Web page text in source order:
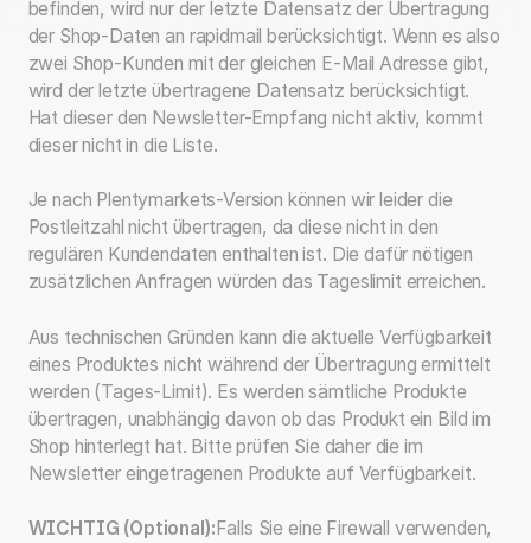
befinden, wird nur der letzte Datensatz der Übertragung
der Shop-Daten an rapidmail berücksichtigt. Wenn es also
zwei Shop-Kunden mit der gleichen E-Mail Adresse gibt,
wird der letzte übertragene Datensatz berücksichtigt.
Hat dieser den Newsletter-Empfang nicht aktiv, kommt
dieser nicht in die Liste.
Je nach Plentymarkets-Version können wir leider die
Postleitzahl nicht übertragen, da diese nicht in den
regulären Kundendaten enthalten ist. Die dafür nötigen
zusätzlichen Anfragen würden das Tageslimit erreichen.
Aus technischen Gründen kann die aktuelle Verfügbarkeit
eines Produktes nicht während der Übertragung ermittelt
werden (Tages-Limit). Es werden sämtliche Produkte
übertragen, unabhängig davon ob das Produkt ein Bild im
Shop hinterlegt hat. Bitte prüfen Sie daher die im
Newsletter eingetragenen Produkte auf Verfügbarkeit.
WICHTIG (Optional): Falls Sie eine Firewall verwenden,